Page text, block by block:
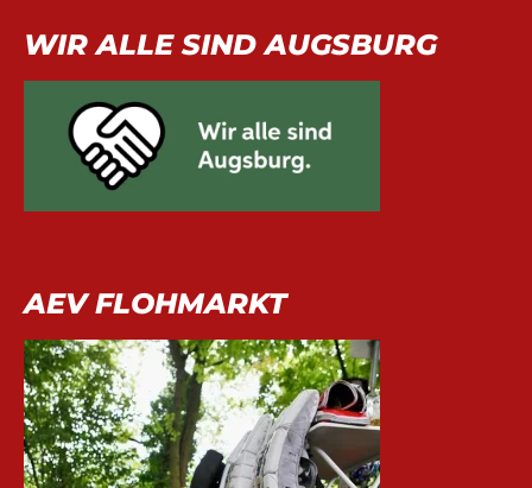
WIR ALLE SIND AUGSBURG
AEV FLOHMARKT